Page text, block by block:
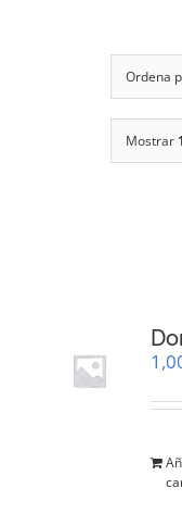
Ordena
Mostrar